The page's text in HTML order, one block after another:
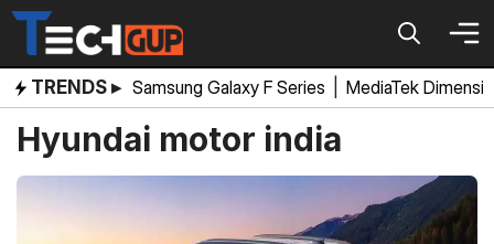
Skip
content
TRENDS ▸ Samsung Galaxy F Series MediaTek
Hyundai motor india